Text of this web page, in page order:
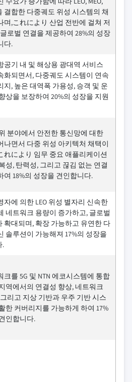
결합한 다중궤도 위성 시스템의 채
며,これにより 산업 전반에 걸쳐 저
로벌 연결을 제공하여 28%의 성장
다.
공기 내 및 해상용 광대역 서비스
화되면서, 다중궤도 시스템이 연속
지, 높은 대역폭 가용성, 승객 및 운
상을 보장하여 20%의 성장을 지원
분야에서 안전한 통신망에 대한
나면서 다중 위성 아키텍처 채택이
れにより 임무 중요 애플리케이션
성, 탄력성, 그리고 끊김 없는 연결
여 18%의 성장을 견인합니다.
자에 의한 LEO 위성 별자리 신속한
네트워크 용량이 증가하고, 글로벌
확대되며, 확장 가능하고 유연한 다
솔루션이 가능해져 17%의 성장을
.
크를 5G 및 NTN 에코시스템에 통합
역에서의 연결성 향상, 네트워크
리고 지상 기반과 우주 기반 시스
한 커버리지를 가능하게 하여 17%
인합니다.